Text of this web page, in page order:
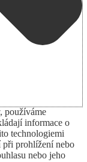
používáme
informace o
technologiemi
při prohlížení nebo
nebo jeho